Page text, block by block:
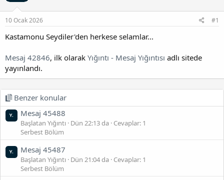
u
a
a
t
a
n
ç
r
h
i
10 Ocak 2026 #1
Kastamonu Seydiler'den herkese selamlar...
Mesaj 42846, ilk olarak Yığıntı - Mesaj Yığıntısı adlı sitede
yayınlandı.
Benzer konular
Mesaj 45488
Başlatan Yığıntı Dün 22:13 da Cevaplar: 1
Serbest Bölüm
Mesaj 45487
Başlatan Yığıntı Dün 21:04 da Cevaplar: 1
Serbest Bölüm